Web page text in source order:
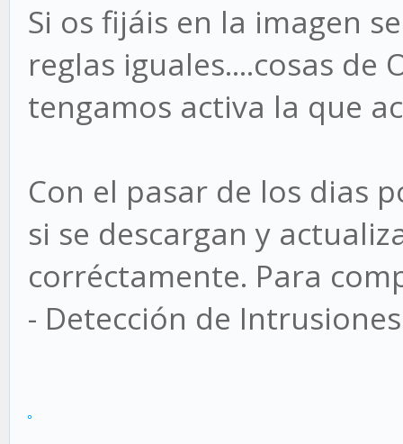
Si os fijáis en la imagen
reglas iguales....cosas
tengamos activa la que
Con el pasar de los dias
si se descargan y
corréctamente. Para
- Detección de